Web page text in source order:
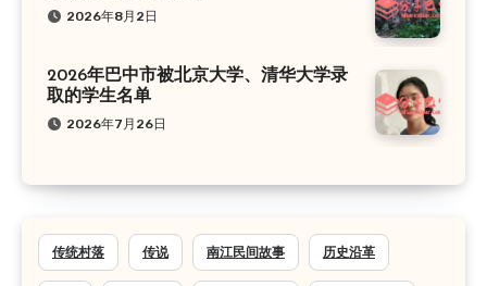
2026年8月2日
2026年巴中市被北京大学、清华大学录
取的学生名单
2026年7月26日
传统村落 传说 南江民间故事 历史沿革